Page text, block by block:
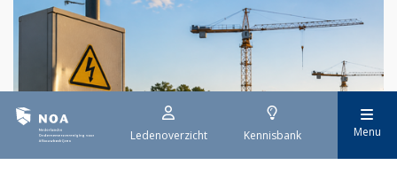
Ledenoverzicht Kennisbank Menu